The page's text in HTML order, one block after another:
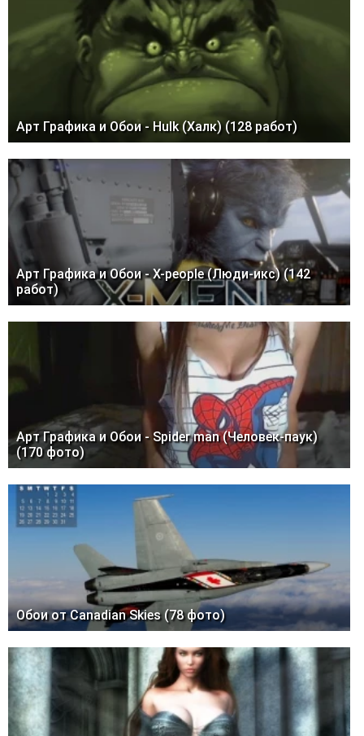
Арт Графика и Обои - Hulk (Халк) (128 работ)
Арт Графика и Обои - X-people (Люди-икс) (142
работ)
Арт Графика и Обои - Spider man (Человек-паук)
(170 фото)
Обои от Canadian Skies (78 фото)